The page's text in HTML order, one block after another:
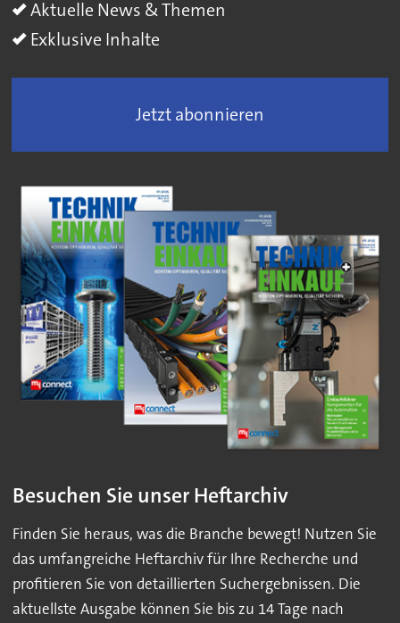
Aktuelle News & Themen
Exklusive Inhalte
Jetzt abonnieren
Besuchen Sie unser Heftarchiv
Finden Sie heraus, was die Branche bewegt! Nutzen Sie
das umfangreiche Heftarchiv für Ihre Recherche und
profitieren Sie von detaillierten Suchergebnissen. Die
aktuellste Ausgabe können Sie bis zu 14 Tage nach